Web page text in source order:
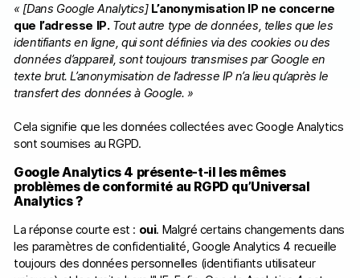
« [Dans Google Analytics] L’anonymisation IP ne concerne
que l’adresse IP. Tout autre type de données, telles que les
identifiants en ligne, qui sont définies via des cookies ou des
données d’appareil, sont toujours transmises par Google en
texte brut. L’anonymisation de l’adresse IP n’a lieu qu’après le
transfert des données à Google. »
Cela signifie que les données collectées avec Google Analytics
sont soumises au RGPD.
Google Analytics 4 présente-t-il les mêmes
problèmes de conformité au RGPD qu’Universal
Analytics ?
La réponse courte est : oui. Malgré certains changements dans
les paramètres de confidentialité, Google Analytics 4 recueille
toujours des données personnelles (identifiants utilisateur